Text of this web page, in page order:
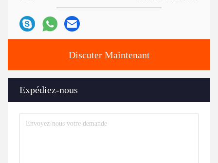
Discuter Maintenant
Expédiez-nous